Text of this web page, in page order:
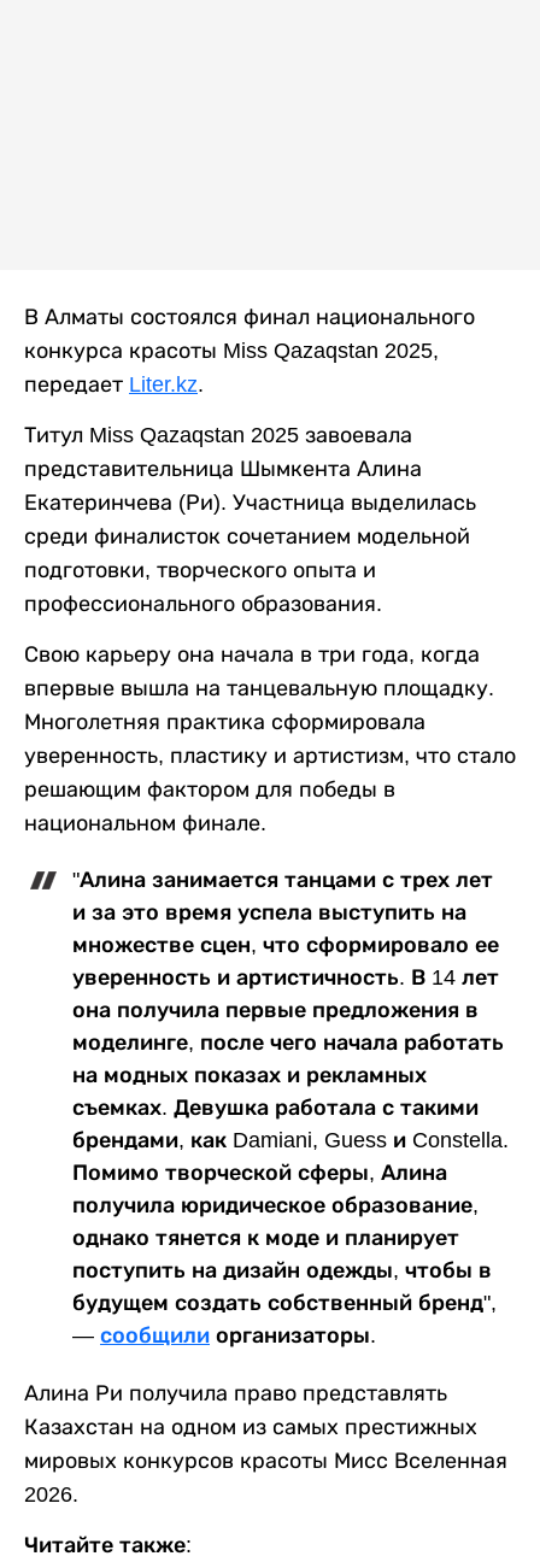
В Алматы состоялся финал национального
конкурса красоты Miss Qazaqstan 2025,
передает Liter.kz.
Титул Miss Qazaqstan 2025 завоевала
представительница Шымкента Алина
Екатеринчева (Ри). Участница выделилась
среди финалисток сочетанием модельной
подготовки, творческого опыта и
профессионального образования.
Свою карьеру она начала в три года, когда
впервые вышла на танцевальную площадку.
Многолетняя практика сформировала
уверенность, пластику и артистизм, что стало
решающим фактором для победы в
национальном финале.
"Алина занимается танцами с трех лет
и за это время успела выступить на
множестве сцен, что сформировало ее
уверенность и артистичность. В 14 лет
она получила первые предложения в
моделинге, после чего начала работать
на модных показах и рекламных
съемках. Девушка работала с такими
брендами, как Damiani, Guess и Constella.
Помимо творческой сферы, Алина
получила юридическое образование,
однако тянется к моде и планирует
поступить на дизайн одежды, чтобы в
будущем создать собственный бренд",
— сообщили организаторы.
Алина Ри получила право представлять
Казахстан на одном из самых престижных
мировых конкурсов красоты Мисс Вселенная
2026.
Читайте также: